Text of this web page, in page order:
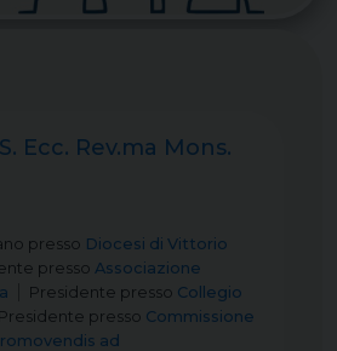
Ecc. Rev.ma Mons.
presso Diocesi di Vittorio
presso Associazione
Presidente presso Collegio
Presidente presso Commissione
ad